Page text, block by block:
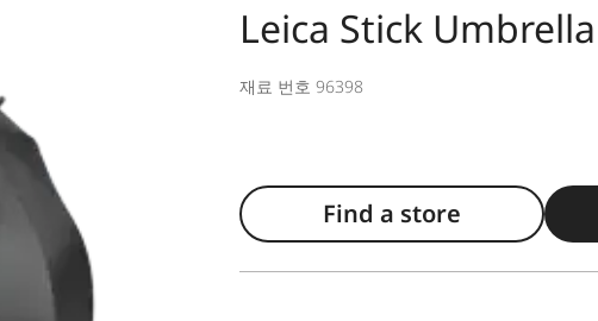
Leica Stick Umbrella
재료 번호 96398
Find a store